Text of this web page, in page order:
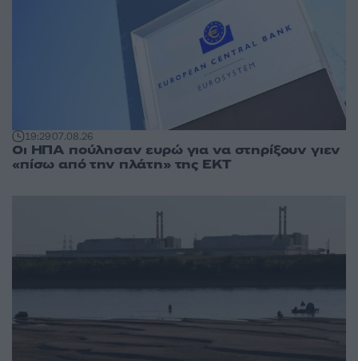
19:2907.08.26
Οι ΗΠΑ πούλησαν ευρώ για να στηρίξουν γιεν
«πίσω από την πλάτη» της ΕΚΤ